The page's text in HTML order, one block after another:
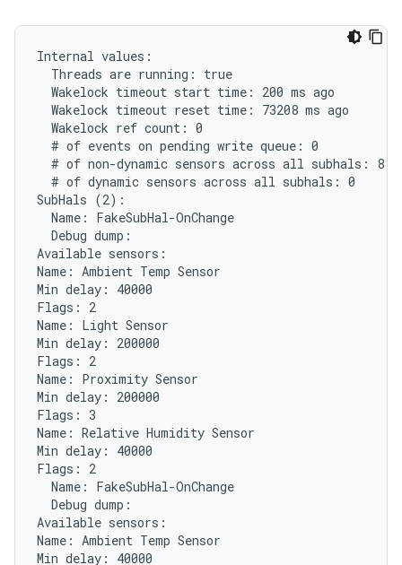
Internal values:
  Threads are running: true
  Wakelock timeout start time: 200 ms ago
  Wakelock timeout reset time: 73208 ms ago
  Wakelock ref count: 0
  # of events on pending write queue: 0
  # of non-dynamic sensors across all subhals: 8
  # of dynamic sensors across all subhals: 0
SubHals (2):
  Name: FakeSubHal-OnChange
  Debug dump:
Available sensors:
Name: Ambient Temp Sensor
Min delay: 40000
Flags: 2
Name: Light Sensor
Min delay: 200000
Flags: 2
Name: Proximity Sensor
Min delay: 200000
Flags: 3
Name: Relative Humidity Sensor
Min delay: 40000
Flags: 2
  Name: FakeSubHal-OnChange
  Debug dump:
Available sensors:
Name: Ambient Temp Sensor
Min delay: 40000